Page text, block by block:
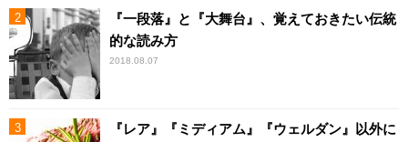
『一段落』と『大舞台』、覚えておきたい伝統
的な読み方
2018.08.07
『レア』『ミディアム』『ウェルダン』以外に